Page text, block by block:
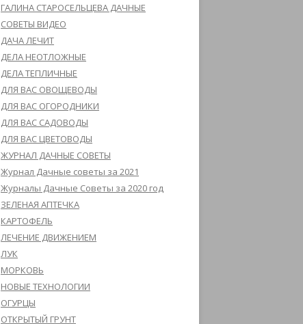
ГАЛИНА СТАРОСЕЛЬЦЕВА ДАЧНЫЕ
СОВЕТЫ ВИДЕО
ДАЧА ЛЕЧИТ
ДЕЛА НЕОТЛОЖНЫЕ
ДЕЛА ТЕПЛИЧНЫЕ
ДЛЯ ВАС ОВОЩЕВОДЫ
ДЛЯ ВАС ОГОРОДНИКИ
ДЛЯ ВАС САДОВОДЫ
ДЛЯ ВАС ЦВЕТОВОДЫ
ЖУРНАЛ ДАЧНЫЕ СОВЕТЫ
Журнал Дачные советы за 2021
Журналы Дачные Советы за 2020 год
ЗЕЛЕНАЯ АПТЕЧКА
КАРТОФЕЛЬ
ЛЕЧЕНИЕ ДВИЖЕНИЕМ
ЛУК
МОРКОВЬ
НОВЫЕ ТЕХНОЛОГИИ
ОГУРЦЫ
ОТКРЫТЫЙ ГРУНТ